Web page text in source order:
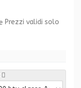
Prezzi validi solo